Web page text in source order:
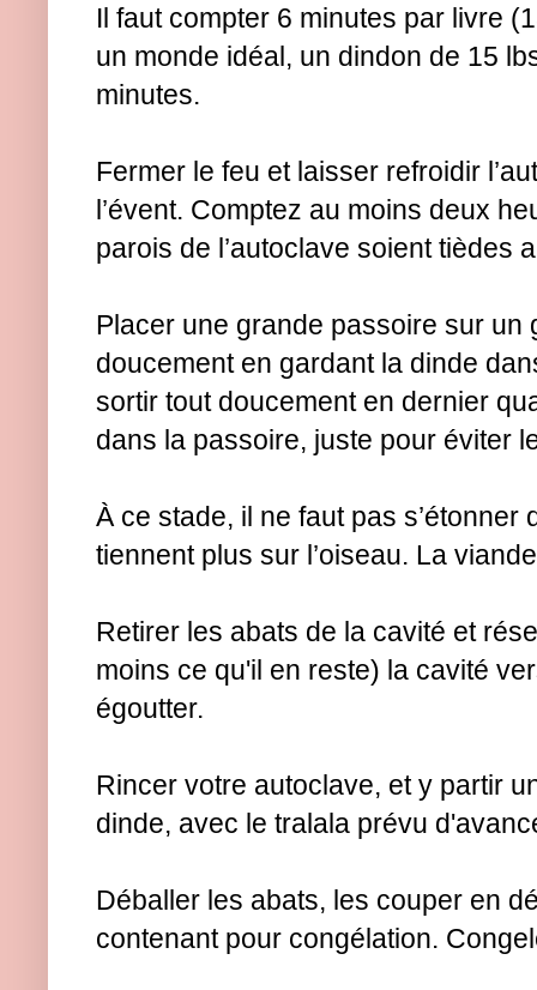
Il faut compter 6 minutes par livre
un monde idéal, un dindon de 15
minutes.
Fermer le feu et laisser refroidir
l’évent. Comptez au moins deux
parois de l’autoclave soient tièdes
Placer une grande passoire sur un
doucement en gardant la dinde
sortir tout doucement en dernier
dans la passoire, juste pour éviter
À ce stade, il ne faut pas s’étonner
tiennent plus sur l’oiseau. La
Retirer les abats de la cavité et
moins ce qu'il en reste) la cavité
égoutter.
Rincer votre autoclave, et y partir
dinde, avec le tralala prévu
Déballer les abats, les couper en
contenant pour congélation.